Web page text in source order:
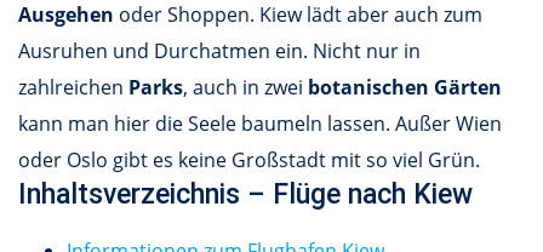
Ausgehen oder Shoppen. Kiew lädt aber auch zum
Ausruhen und Durchatmen ein. Nicht nur in
zahlreichen Parks, auch in zwei botanischen Gärten
kann man hier die Seele baumeln lassen. Außer Wien
oder Oslo gibt es keine Großstadt mit so viel Grün.
Inhaltsverzeichnis – Flüge nach Kiew